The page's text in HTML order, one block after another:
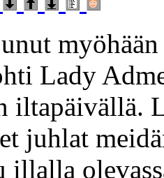
Lady
iltapäivällä.
juhlat
illalla